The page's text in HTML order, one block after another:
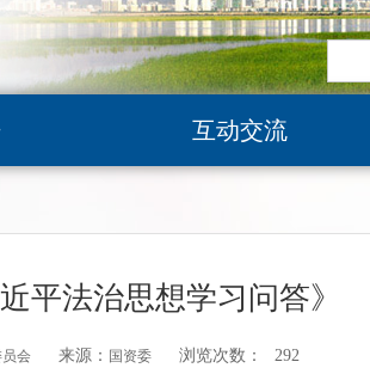
互动交流
平法治思想学习问答》
会 来源： 国资委 浏览次数： 292